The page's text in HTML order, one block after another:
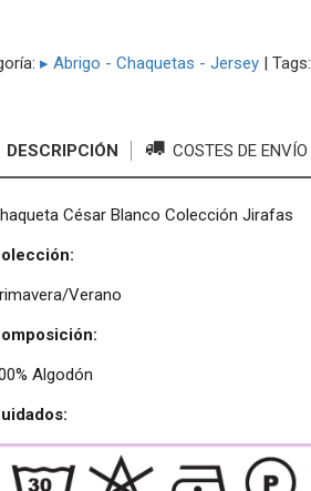
▸ Abrigo - Chaquetas - Jersey| Tags:
DESCRIPCIÓN COSTES DE ENVÍO
César Blanco Colección Jirafas
Verano
Algodón